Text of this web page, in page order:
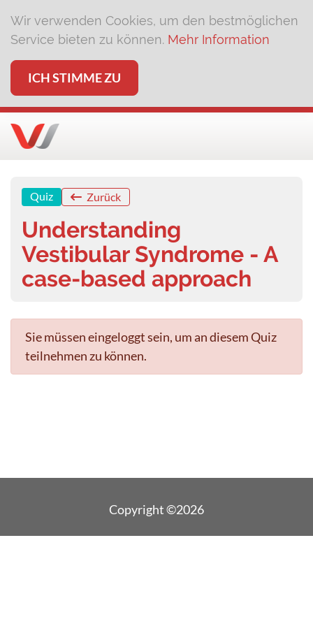
Wir verwenden Cookies, um den bestmöglichen
Service bieten zu können. Mehr Information
ICH STIMME ZU
Quiz Zurück
Understanding
Vestibular Syndrome - A
case-based approach
Sie müssen eingeloggt sein, um an diesem Quiz
teilnehmen zu können.
Copyright ©2026